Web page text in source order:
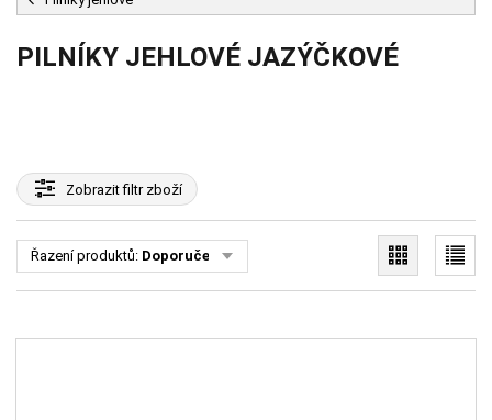
PILNÍKY JEHLOVÉ JAZÝČKOVÉ
Zobrazitfiltr zboží
Řazení produktů: Doporučené